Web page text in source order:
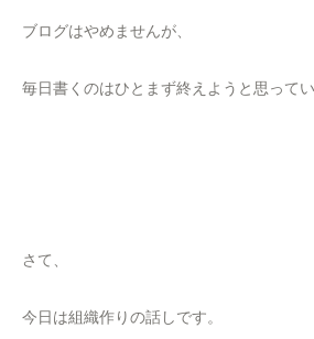
ブログはやめませんが、
毎日書くのはひとまず終えようと思ってい
さて、
今日は組織作りの話しです。